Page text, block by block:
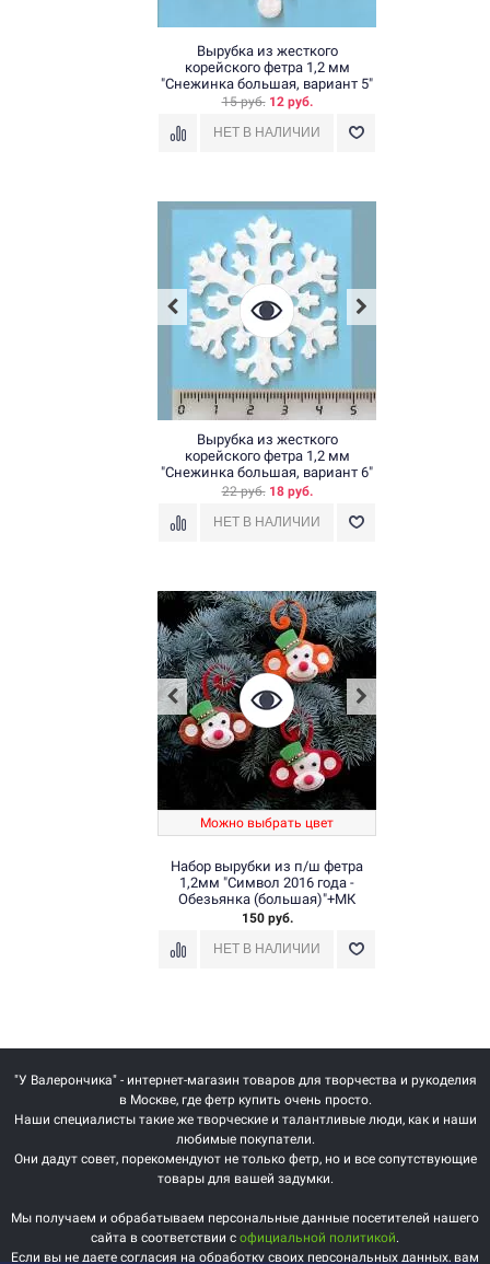
Вырубка из жесткого
корейского фетра 1,2 мм
"Снежинка большая, вариант 5"
15 руб. 12 руб.
Вырубка из жесткого
корейского фетра 1,2 мм
"Снежинка большая, вариант 6"
22 руб. 18 руб.
Можно выбрать цвет
Набор вырубки из п/ш фетра
1,2мм "Символ 2016 года -
Обезьянка (большая)"+МК
150 руб.
"У Валерончика" - интернет-магазин товаров для творчества и рукоделия
в Москве, где фетр купить очень просто.
Наши специалисты такие же творческие и талантливые люди, как и наши
любимые покупатели.
Они дадут совет, порекомендуют не только фетр, но и все сопутствующие
товары для вашей задумки.
Мы получаем и обрабатываем персональные данные посетителей нашего
сайта в соответствии с официальной политикой.
Если вы не даете согласия на обработку своих персональных данных, вам